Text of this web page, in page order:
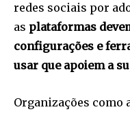
redes sociais por
as plataformas
configurações e
usar que apoiem a
Organizações como